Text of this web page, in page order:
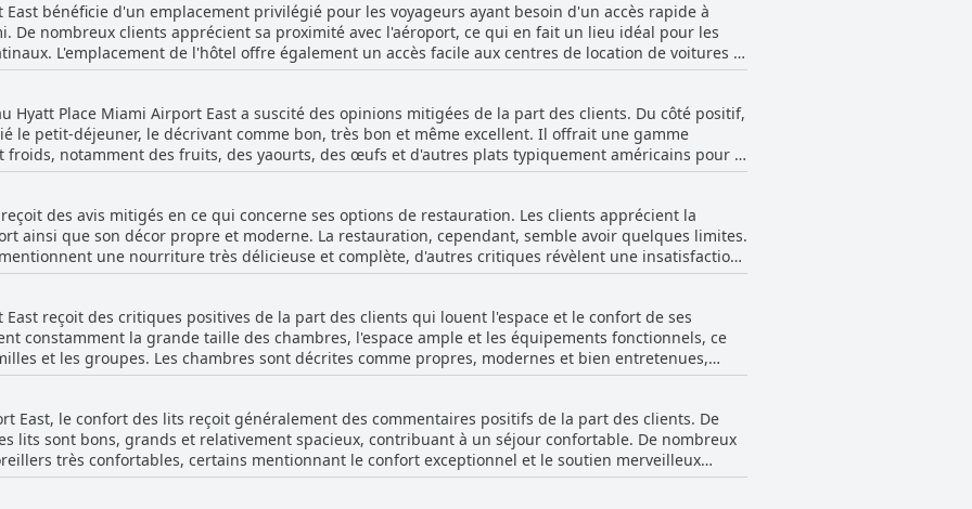
East bénéficie d'un emplacement privilégié pour les voyageurs ayant besoin d'un accès rapide à
De nombreux clients apprécient sa proximité avec l'aéroport, ce qui en fait un lieu idéal pour les
L'emplacement de l'hôtel offre également un accès facile aux centres de location de voitures et
facilite les déplacements dans toute la ville. Malgré certaines critiques décrivant le quartier comme
à trouver, la plupart des visiteurs apprécient son emplacement stratégique, soulignant la
de Miami comme Little Havana, Little Haiti et les principales destinations de shopping. Dans
de l'hôtel très pratique, en particulier pour les escales ou les courts séjours,
diverses attractions de Miami et les centres-villes. L'aspect pratique de l'emplacement est encore
et spacieuses et un service attentionné, qui font collectivement de l'Hyatt Place Miami Airport East
la proximité de l'aéroport.
Hyatt Place Miami Airport East a suscité des opinions mitigées de la part des clients. Du côté positif,
le petit-déjeuner, le décrivant comme bon, très bon et même excellent. Il offrait une gamme
froids, notamment des fruits, des yaourts, des œufs et d'autres plats typiquement américains pour le
le petit-déjeuner copieux, délicieux et un excellent moyen de commencer la journée, quelques-uns
et d'autres soulignant les excellents choix de café et de thé. Cependant, il existe des
clients ont souligné que le petit-déjeuner manquait souvent de variété et avait tendance à être
qui séjournaient plusieurs jours. Des préoccupations concernant la qualité de certains articles,
froids, ont également été exprimées. L'espace où le petit-déjeuner est servi a fréquemment
ce qui cause des désagréments. De plus, certains clients ont estimé que la logistique du petit-
avec des problèmes tels que des tables sales et un réapprovisionnement lent des articles
selon les normes américaines, il fait également face à des critiques pour sa variété limitée, son
articles et ses défis logistiques.
des avis mitigés en ce qui concerne ses options de restauration. Les clients apprécient la
ainsi que son décor propre et moderne. La restauration, cependant, semble avoir quelques limites.
une nourriture très délicieuse et complète, d'autres critiques révèlent une insatisfaction
Les options de dîner sont décrites comme insuffisantes et manquant de variété, certains
jetables et même des burgers servis dans des emballages en plastique. Plusieurs clients ont
véritable restaurant pleinement opérationnel, notant que la cafétéria sur place ressemblait plus à
qu'à un établissement de restauration. De plus, le petit-déjeuner est loué pour ses offres
nuise à l'expérience. Dans l'ensemble, bien que la qualité de la nourriture puisse parfois
d'options de restauration diversifiées et à prix raisonnable ainsi que l'absence d'un restaurant
culinaire moins qu'idéale pour de nombreux clients.
East reçoit des critiques positives de la part des clients qui louent l'espace et le confort de ses
constamment la grande taille des chambres, l'espace ample et les équipements fonctionnels, ce
et les groupes. Les chambres sont décrites comme propres, modernes et bien entretenues,
et calme, malgré la proximité de l'hôtel avec l'aéroport. De nombreux commentaires apprécient
électroménagers dans la chambre, tels que les mini-réfrigérateurs et les cafetières, bien que
ondes et de services de nettoyage quotidiens. Dans l'ensemble, l'hôtel offre un séjour agréable
lumineuses et bien éclairées, des coins salon substantiels et des lits confortables. Cependant, les
et le décor daté sont des inconvénients mineurs dans une expérience client par ailleurs
East, le confort des lits reçoit généralement des commentaires positifs de la part des clients. De
lits sont bons, grands et relativement spacieux, contribuant à un séjour confortable. De nombreux
très confortables, certains mentionnant le confort exceptionnel et le soutien merveilleux
Les mentions de lits confortables et propres sont fréquentes, ce qui améliore le confort général des